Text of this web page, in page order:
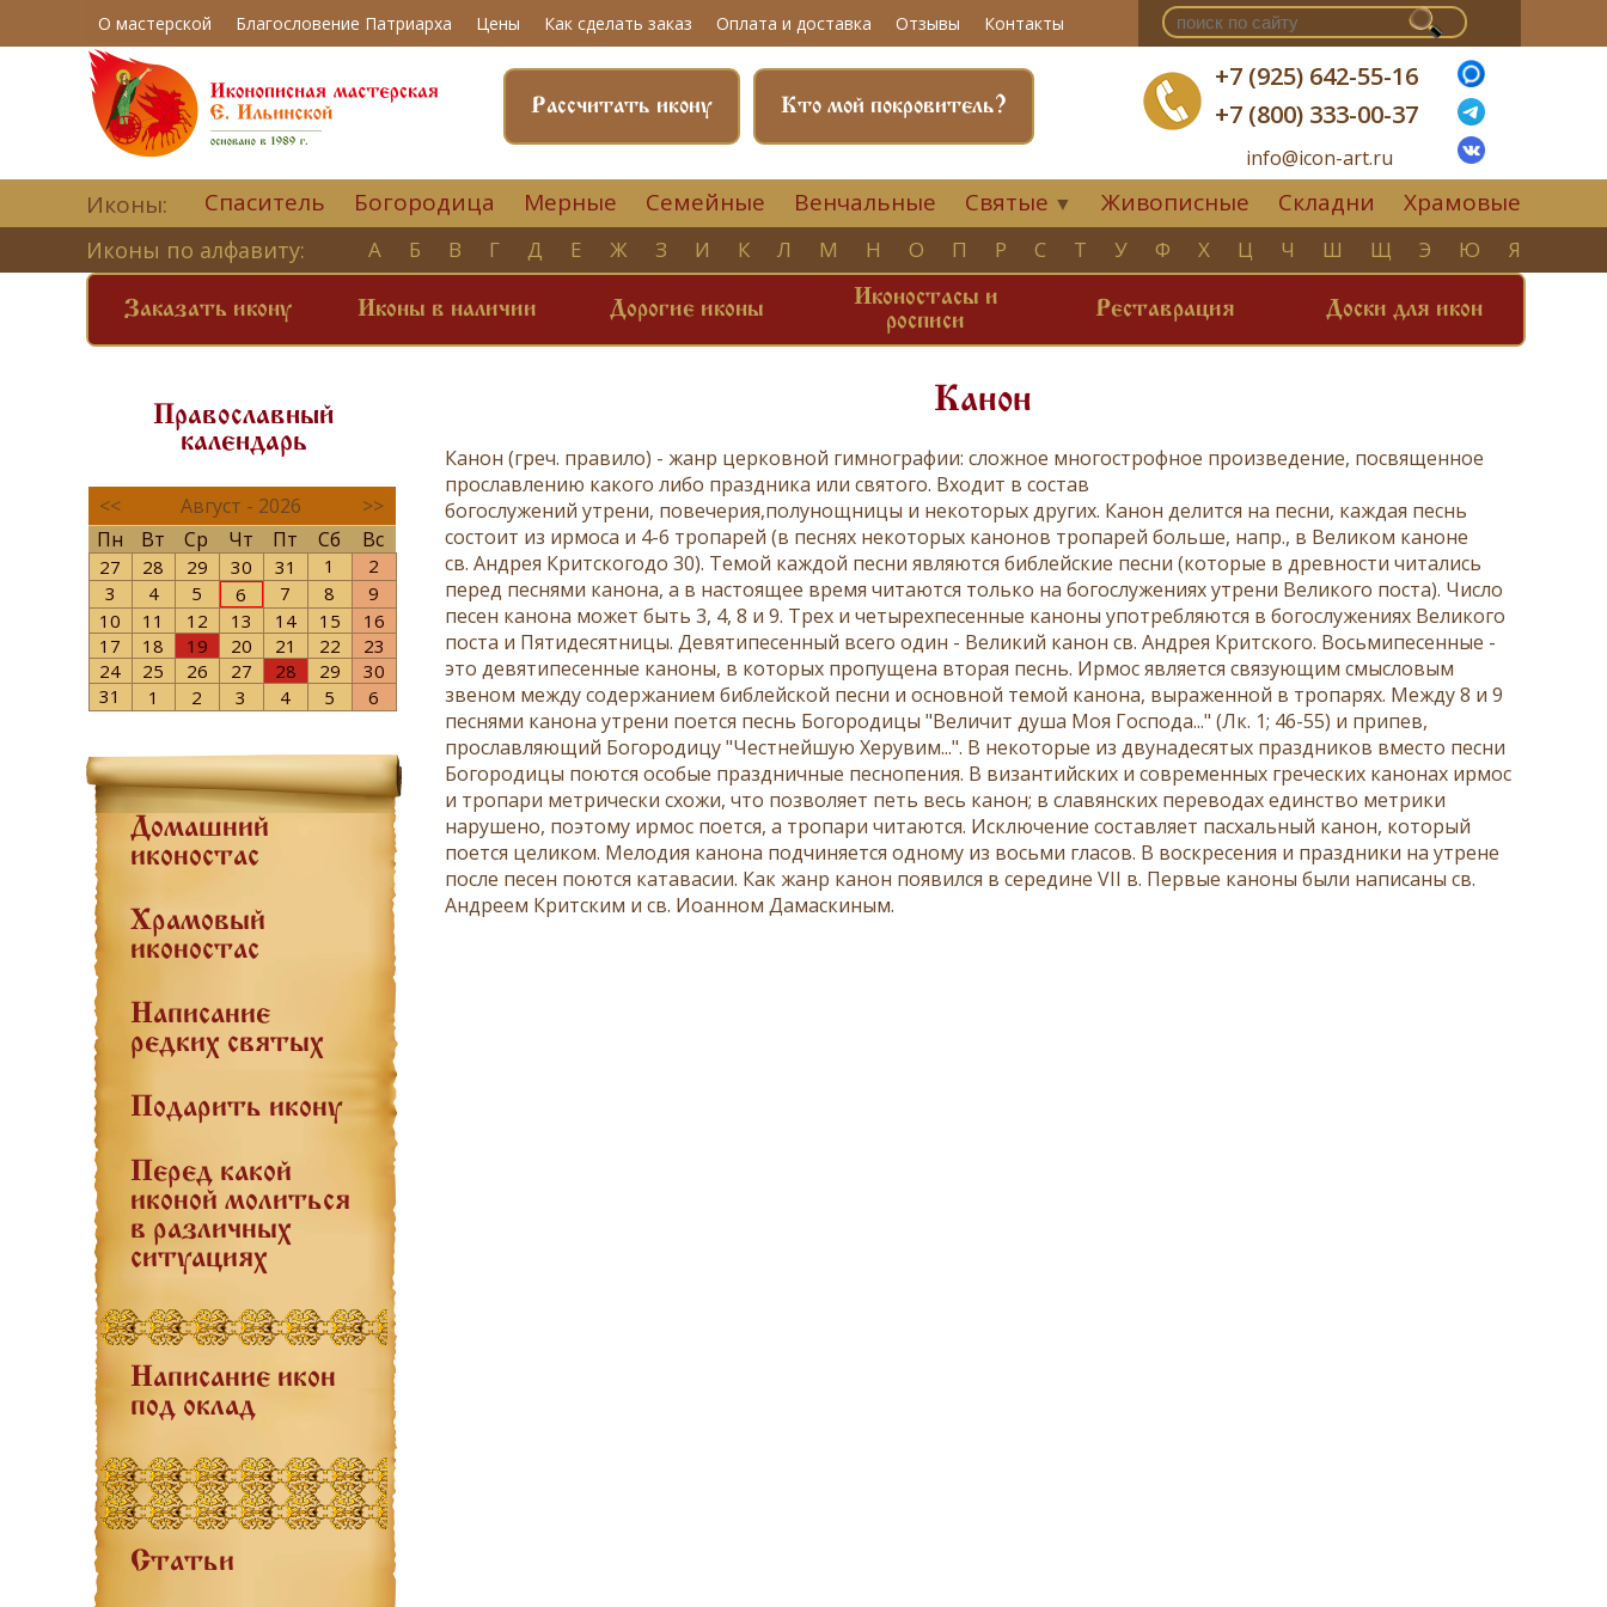
О мастерской Благословение Патриарха Цены Как сделать заказ Оплата и доставка Отзывы Контакты
+7 (925) 642-55-16
+7 (800) 333-00-37
info@icon-art.ru
Кто мой покровитель?
Рассчитать икону
Иконы: Спаситель Богородица Мерные Семейные Венчальные Святые ▼ Живописные Складни Храмовые
Иконы по алфавиту: А Б В Г Д Е Ж З И К Л М Н О П Р С Т У Ф Х Ц Ч Ш Щ Э Ю Я
Заказать икону Иконы в наличии Дорогие иконы
Иконостасы и
росписи
Реставрация Доски для икон
Православный
календарь
<< Август - 2026
>>
Пн
Вт Ср Чт Пт Сб Вс
27 28 29 30 31 1
2
3
4 5 6 7 8
9
10
11 12 13 14 15
16
17
18 19 20 21 22
23
24
25 26 27 28 29
30
31
1 2 3 4 5 6
Домашний
иконостас
Храмовый
иконостас
Написание
редких святых
Подарить икону
Перед какой
иконой молиться
в различных
ситуациях
Написание икон
под оклад
Статьи
Канон
Канон (греч. правило) - жанр церковной гимнографии: сложное многострофное произведение, посвященное
прославлению какого либо праздника или святого. Входит в состав
богослужений утрени, повечерия,полунощницы и некоторых других. Канон делится на песни, каждая песнь
состоит из ирмоса и 4-6 тропарей (в песнях некоторых канонов тропарей больше, напр., в Великом каноне
св. Андрея Критскогодо 30). Темой каждой песни являются библейские песни (которые в древности читались
перед песнями канона, а в настоящее время читаются только на богослужениях утрени Великого поста). Число
песен канона может быть 3, 4, 8 и 9. Трех и четырехпесенные каноны употребляются в богослужениях Великого
поста и Пятидесятницы. Девятипесенный всего один - Великий канон св. Андрея Критского. Восьмипесенные -
это девятипесенные каноны, в которых пропущена вторая песнь. Ирмос является связующим смысловым
звеном между содержанием библейской песни и основной темой канона, выраженной в тропарях. Между 8 и 9
песнями канона утрени поется песнь Богородицы "Величит душа Моя Господа..." (Лк. 1; 46-55) и припев,
прославляющий Богородицу "Честнейшую Херувим...". В некоторые из двунадесятых праздников вместо песни
Богородицы поются особые праздничные песнопения. В византийских и современных греческих канонах ирмос
и тропари метрически схожи, что позволяет петь весь канон; в славянских переводах единство метрики
нарушено, поэтому ирмос поется, а тропари читаются. Исключение составляет пасхальный канон, который
поется целиком. Мелодия канона подчиняется одному из восьми гласов. В воскресения и праздники на утрене
после песен поются катавасии. Как жанр канон появился в середине VII в. Первые каноны были написаны св.
Андреем Критским и св. Иоанном Дамаскиным.